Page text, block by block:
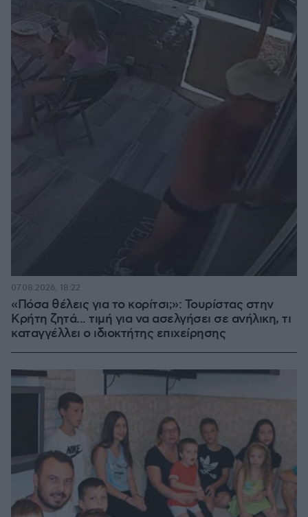
«Πόσα θέλεις για το κορίτσι;»: Τουρίστας στην
Κρήτη ζητά... τιμή για να ασελγήσει σε ανήλικη, τι
καταγγέλλει ο ιδιοκτήτης επιχείρησης
07.08.2026, 18:22